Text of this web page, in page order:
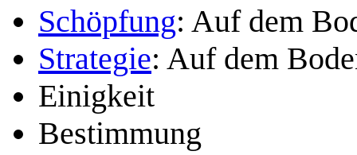
Schöpfung: Auf dem
Strategie: Auf dem
Einigkeit
Bestimmung